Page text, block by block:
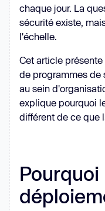
chaque jour. La
sécurité existe,
l'échelle.
Cet article
de programmes de
au sein
explique pourquoi
différent de ce que
Pourquoi